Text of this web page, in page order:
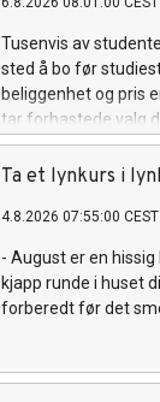
Tusenvis av
sted å bo før
beliggenhet og pris
tar forhastede valg
Ta et lynkurs i
4.8.2026 07:55:00 CEST
- August er en hissig
kjapp runde i huset
forberedt før det